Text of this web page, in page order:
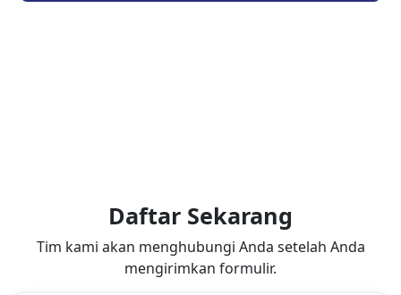
Daftar Sekarang
Tim kami akan menghubungi Anda setelah Anda
mengirimkan formulir.